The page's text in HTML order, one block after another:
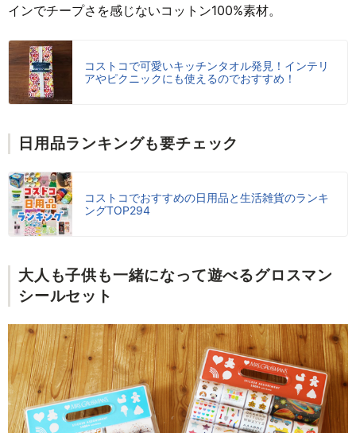
インでチープさを感じないコットン100%素材。
コストコで可愛いキッチンタオル発見！インテリ
アやピクニックにも使えるのでおすすめ！
日用品ランキングも要チェック
コストコでおすすめの日用品と生活雑貨のランキ
ングTOP294
大人も子供も一緒になって遊べるグロスマン
シールセット